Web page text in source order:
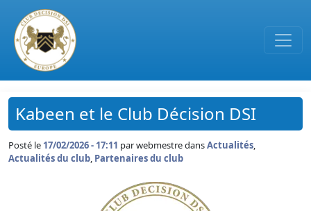
Passer au contenu principal
Kabeen et le Club Décision DSI
Posté le 17/02/2026 - 17:11 parwebmestre dansActualités,
Actualités du club, Partenaires du club